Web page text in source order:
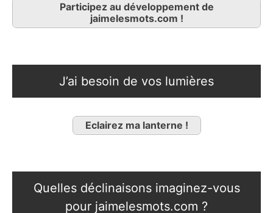
Participez au développement de
jaimelesmots.com !
J’ai besoin de vos lumières
Eclairez ma lanterne !
Quelles déclinaisons imaginez-vous
pour jaimelesmots.com ?